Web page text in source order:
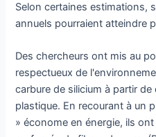
Selon certaines estimations,
annuels pourraient atteindre
Des chercheurs ont mis au
respectueux de
carbure de silicium à partir
plastique. En recourant à un
» économe en énergie, ils